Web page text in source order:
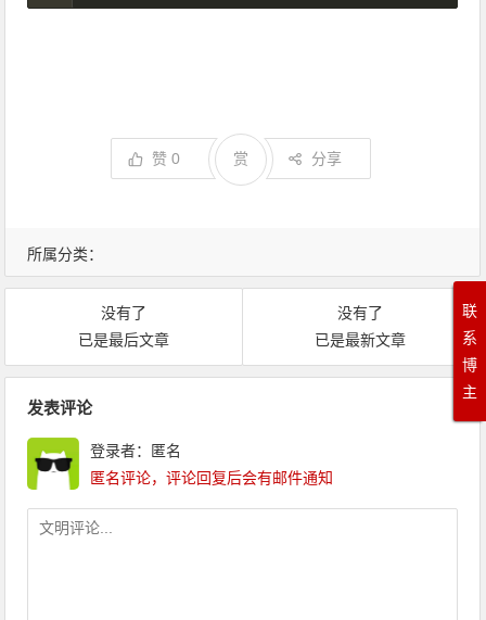
赞0 分享
赏
所属分类：
没有了
已是最后文章
没有了
已是最新文章
发表评论
登录者：匿名
匿名评论，评论回复后会有邮件通知
联
系
博
主